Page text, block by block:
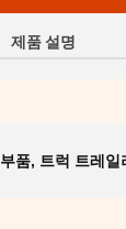
제품 설명
품, 트럭 트레일